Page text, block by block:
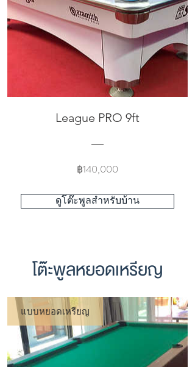
League PRO 9ft
฿140,000
ดูโต๊ะพูลสำหรับบ้าน
โต๊ะพูลหยอดเหรียญ
แบบหยอดเหรียญ